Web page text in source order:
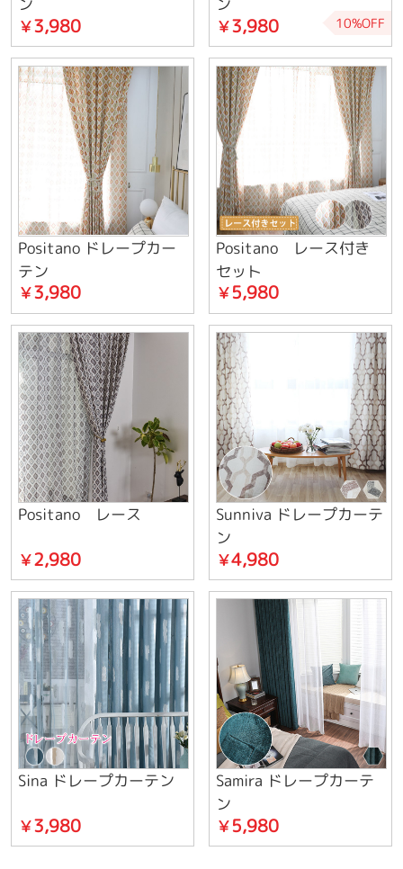
ン
￥3,980 10%OFF
ン
￥3,980
Positano ドレープカー
テン
￥3,980
Positano レース付き
セット
￥5,980
Positano レース
￥2,980
Sunniva ドレープカーテ
ン
￥4,980
Sina ドレープカーテン
￥3,980
Samira ドレープカーテ
ン
￥5,980